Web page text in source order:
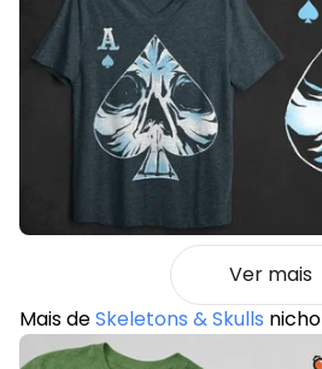
Ver mais
Mais deSkeletons & Skulls nicho